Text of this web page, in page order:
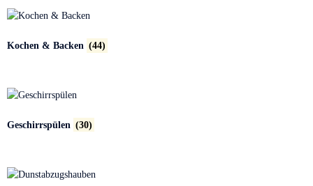
Kochen & Backen (44)
Geschirrspülen (30)